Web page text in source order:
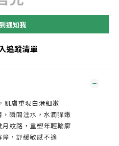
通知我
追蹤清單
肌膚重現白滑細嫩
瞬間注水，水潤彈嫩
紋路，重塑年輕輪廓
，舒緩敏感不適